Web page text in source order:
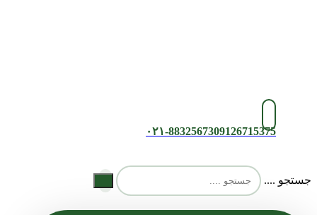
۰۲۱-8832567309126715375
جستجو ....